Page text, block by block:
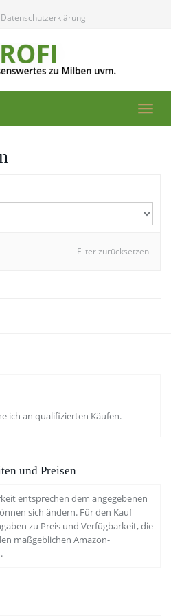
Datenschutzerklärung
Filter zurücksetzen
ich an qualifizierten Käufen.
und Preisen
entsprechen dem angegebenen
sich ändern. Für den Kauf
zu Preis und Verfügbarkeit, die
maßgeblichen Amazon-